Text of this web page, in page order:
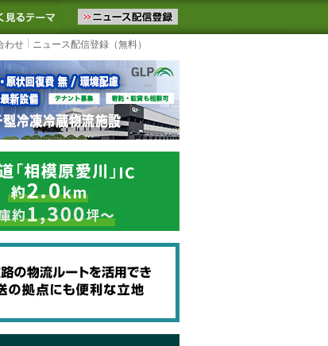
をお届けします。物流ニュースメール配信を登録す
に入りに追加 よく見るテーマ
わせ ニュース配信登録（無料）